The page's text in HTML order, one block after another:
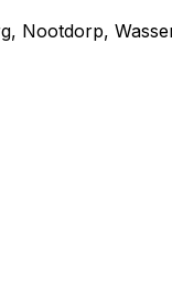
Nootdorp,